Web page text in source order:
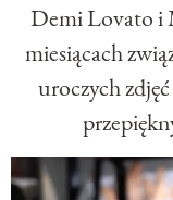
Demi Lovato i
miesiącach
uroczych